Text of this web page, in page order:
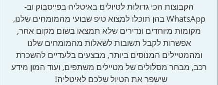
הקבוצות הכי גדולות לטיולים באיטליה בפייסבוק וב-
WhatsApp בהן תוכלו למצוא טיפ שבועי מהמומחים שלנו,
מקומות מיוחדים ונדירים שלא תמצאו בשום מקום אחר,
אפשרות לקבל תשובות לשאלות מהמומחים שלנו
ומהמטיילים המנוסים ביותר, מבצעים בלעדיים להשכרת
רכב, מבחר מסלולים של מטיילים משתפים, ועוד המון מידע
שישפר את הטיול שלכם לאיטליה!